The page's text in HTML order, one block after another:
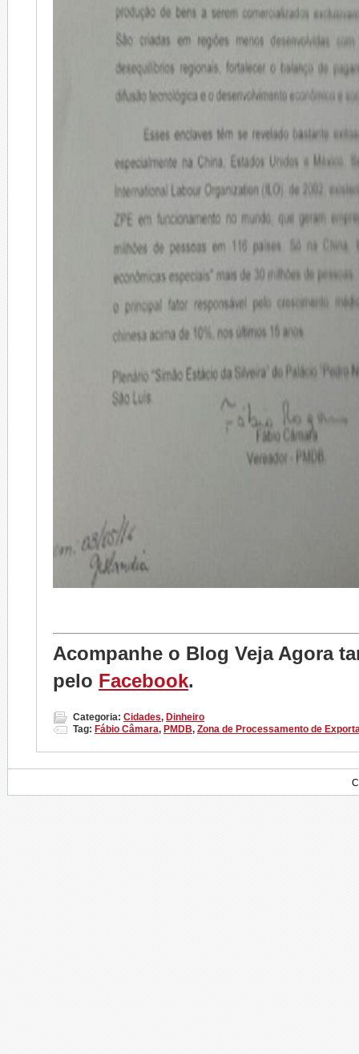
Acompanhe o Blog Veja Agora
pelo Facebook.
Categoria: Cidades, Dinheiro
Tag: Fábio Câmara, PMDB, Zona de Processamento de